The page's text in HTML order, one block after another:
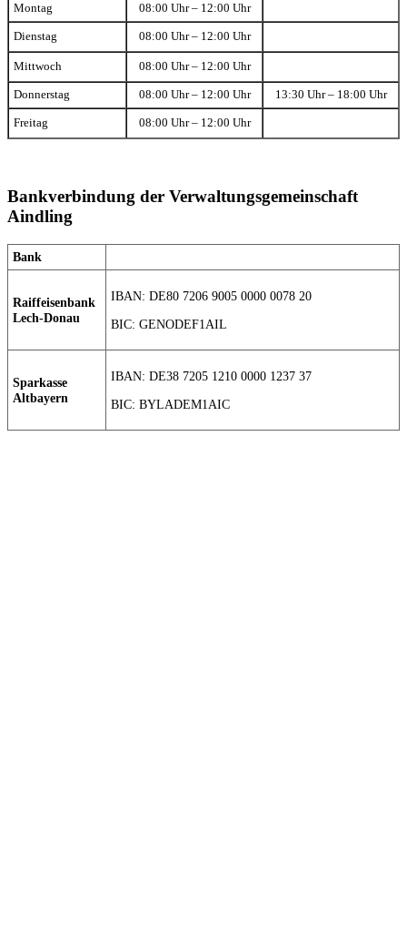
Montag 08:00 Uhr – 12:00 Uhr
Dienstag 08:00 Uhr – 12:00 Uhr
Mittwoch 08:00 Uhr – 12:00 Uhr
Donnerstag 08:00 Uhr – 12:00 Uhr 13:30 Uhr – 18:00 Uhr
Freitag 08:00 Uhr – 12:00 Uhr
Bankverbindung der Verwaltungsgemeinschaft
Aindling
Bank
Raiffeisenbank
Lech-Donau
IBAN: DE80 7206 9005 0000 0078 20
BIC: GENODEF1AIL
Sparkasse
Altbayern
IBAN: DE38 7205 1210 0000 1237 37
BIC: BYLADEM1AIC